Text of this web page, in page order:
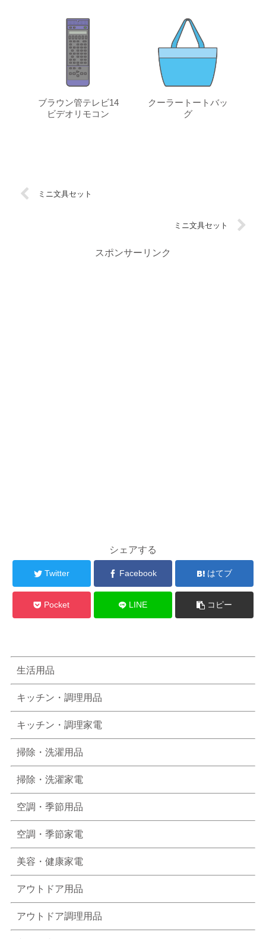
ブラウン管テレビ14
ビデオリモコン
クーラートートバッ
グ
ミニ文具セット
ミニ文具セット
スポンサーリンク
シェアする
Twitter Facebook はてブ
Pocket LINE コピー
生活用品
キッチン・調理用品
キッチン・調理家電
掃除・洗濯用品
掃除・洗濯家電
空調・季節用品
空調・季節家電
美容・健康家電
アウトドア用品
アウトドア調理用品